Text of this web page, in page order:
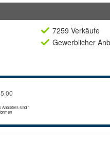
7259 Verkäufe
Gewerblicher